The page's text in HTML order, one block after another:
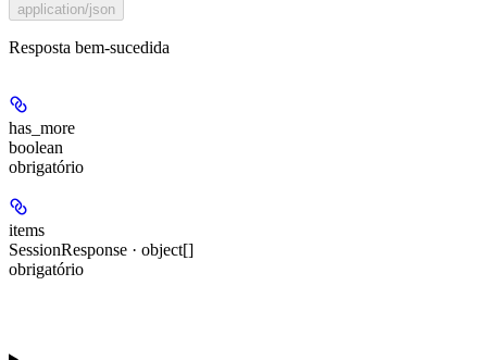
application/json
Resposta bem-sucedida
has_more
boolean
obrigatório
items
SessionResponse · object[]
obrigatório